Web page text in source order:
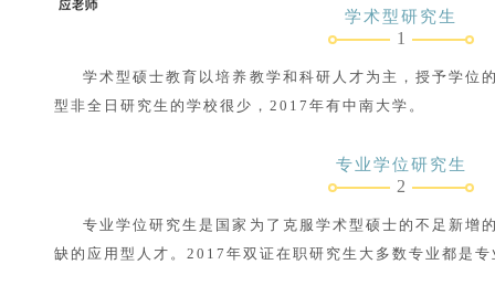
学术型研究生
1
学术型硕士教育以培养教学和科研人才为主，授予学位
型非全日研究生的学校很少，2017年有中南大学。
专业学位研究生
2
专业学位研究生是国家为了克服学术型硕士的不足新增
缺的应用型人才。2017年双证在职研究生大多数专业都是